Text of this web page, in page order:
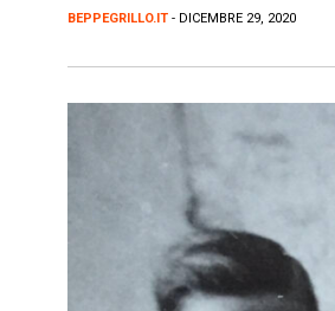
BEPPEGRILLO.IT - DICEMBRE 29, 2020